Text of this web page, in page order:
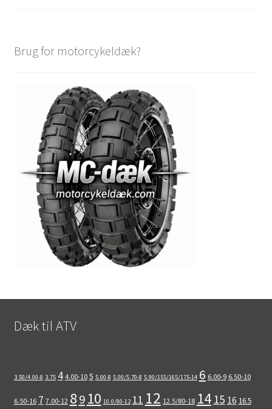
Brug for motorcykeldæk?
Dæk til ATV
3.50/4.00-8 3.75 4 4.00-10 5 5.00-8 5.00/5.70-8 5.90/155/165/175-14 6 6.00-9 6.50-10
6.50-16 7 7.00-12 89 10 10.0/80-12 11 12 12.5/80-18 14 15 16 16.5